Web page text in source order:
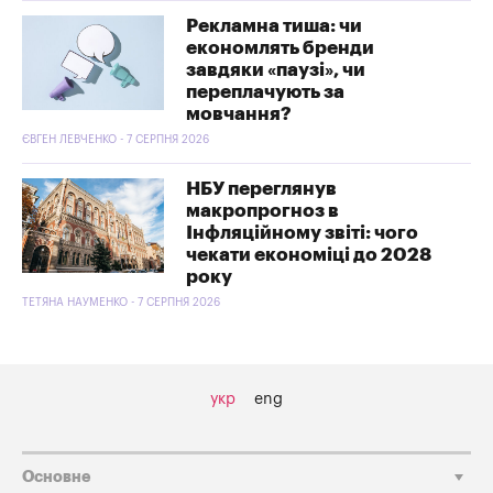
Рекламна тиша: чи
економлять бренди
завдяки «паузі», чи
переплачують за
мовчання?
ЄВГЕН ЛЕВЧЕНКО - 7 СЕРПНЯ 2026
НБУ переглянув
макропрогноз в
Інфляційному звіті: чого
чекати економіці до 2028
року
ТЕТЯНА НАУМЕНКО - 7 СЕРПНЯ 2026
укр eng
Основне